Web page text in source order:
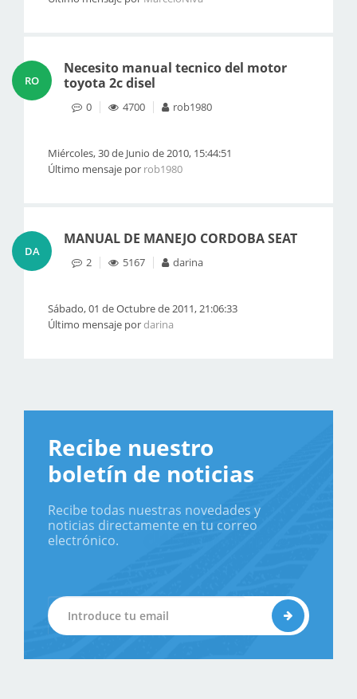
RO
Necesito manual tecnico del motor
toyota 2c disel
0 4700 rob1980
Miércoles, 30 de Junio de 2010, 15:44:51
Último mensaje por rob1980
DA
MANUAL DE MANEJO CORDOBA SEAT
2 5167 darina
Sábado, 01 de Octubre de 2011, 21:06:33
Último mensaje pordarina
Recibe nuestro
boletín de noticias
Recibe todas nuestras novedades y
noticias directamente en tu correo
electrónico.